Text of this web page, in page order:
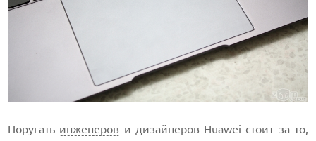
Поругать инженеров и дизайнеров Huawei стоит за то,